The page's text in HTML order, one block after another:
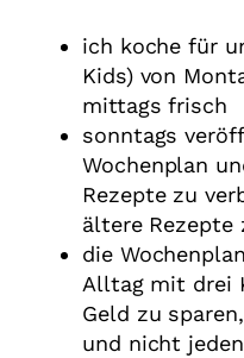
ich koche für
Kids) von
mittags frisch
sonntags
Wochenplan
Rezepte zu
ältere Rezepte
die
Alltag mit drei
Geld zu
und nicht